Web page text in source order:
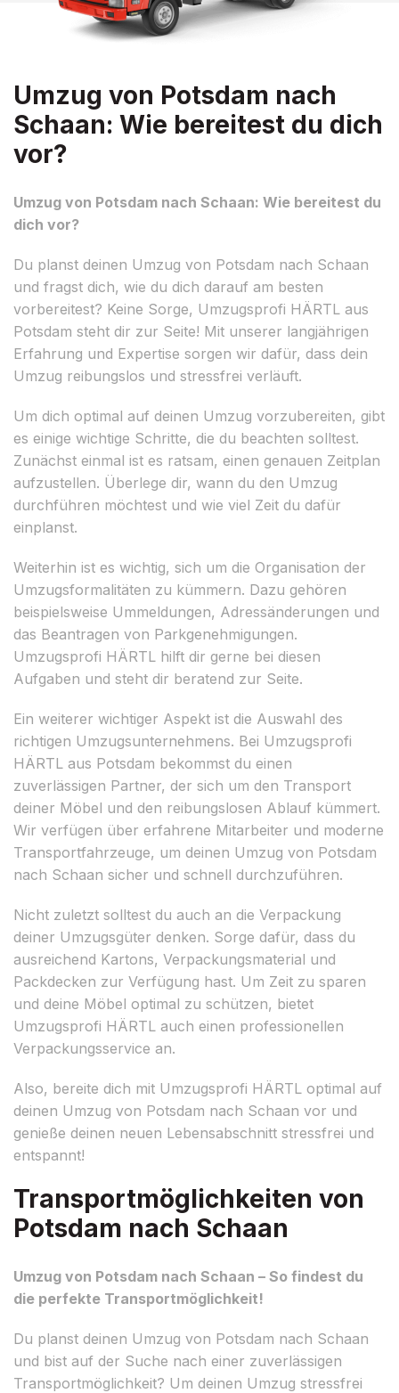
Umzug von Potsdam nach
Schaan: Wie bereitest du dich
vor?
Umzug von Potsdam nach Schaan: Wie bereitest du
dich vor?
Du planst deinen Umzug von Potsdam nach Schaan
und fragst dich, wie du dich darauf am besten
vorbereitest? Keine Sorge, Umzugsprofi HÄRTL aus
Potsdam steht dir zur Seite! Mit unserer langjährigen
Erfahrung und Expertise sorgen wir dafür, dass dein
Umzug reibungslos und stressfrei verläuft.
Um dich optimal auf deinen Umzug vorzubereiten, gibt
es einige wichtige Schritte, die du beachten solltest.
Zunächst einmal ist es ratsam, einen genauen Zeitplan
aufzustellen. Überlege dir, wann du den Umzug
durchführen möchtest und wie viel Zeit du dafür
einplanst.
Weiterhin ist es wichtig, sich um die Organisation der
Umzugsformalitäten zu kümmern. Dazu gehören
beispielsweise Ummeldungen, Adressänderungen und
das Beantragen von Parkgenehmigungen.
Umzugsprofi HÄRTL hilft dir gerne bei diesen
Aufgaben und steht dir beratend zur Seite.
Ein weiterer wichtiger Aspekt ist die Auswahl des
richtigen Umzugsunternehmens. Bei Umzugsprofi
HÄRTL aus Potsdam bekommst du einen
zuverlässigen Partner, der sich um den Transport
deiner Möbel und den reibungslosen Ablauf kümmert.
Wir verfügen über erfahrene Mitarbeiter und moderne
Transportfahrzeuge, um deinen Umzug von Potsdam
nach Schaan sicher und schnell durchzuführen.
Nicht zuletzt solltest du auch an die Verpackung
deiner Umzugsgüter denken. Sorge dafür, dass du
ausreichend Kartons, Verpackungsmaterial und
Packdecken zur Verfügung hast. Um Zeit zu sparen
und deine Möbel optimal zu schützen, bietet
Umzugsprofi HÄRTL auch einen professionellen
Verpackungsservice an.
Also, bereite dich mit Umzugsprofi HÄRTL optimal auf
deinen Umzug von Potsdam nach Schaan vor und
genieße deinen neuen Lebensabschnitt stressfrei und
entspannt!
Transportmöglichkeiten von
Potsdam nach Schaan
Umzug von Potsdam nach Schaan – So findest du
die perfekte Transportmöglichkeit!
Du planst deinen Umzug von Potsdam nach Schaan
und bist auf der Suche nach einer zuverlässigen
Transportmöglichkeit? Um deinen Umzug stressfrei